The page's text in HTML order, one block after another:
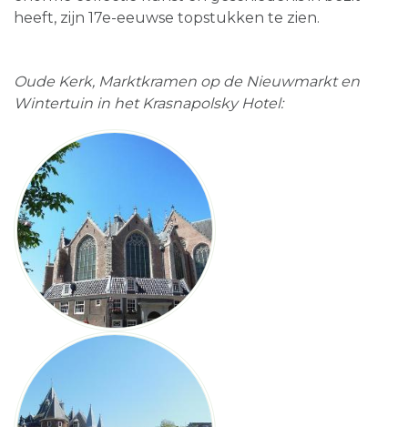
heeft, zijn 17e-eeuwse topstukken te zien.
Oude Kerk, Marktkramen op de Nieuwmarkt en
Wintertuin in het Krasnapolsky Hotel: